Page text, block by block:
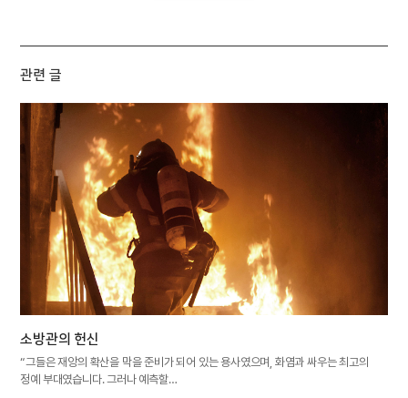
관련 글
소방관의 헌신
“그들은 재앙의 확산을 막을 준비가 되어 있는 용사였으며, 화염과 싸우는 최고의
정예 부대였습니다. 그러나 예측할…